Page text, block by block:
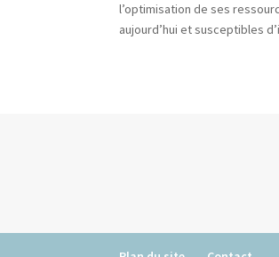
l’optimisation de ses
aujourd’hui et susceptibles